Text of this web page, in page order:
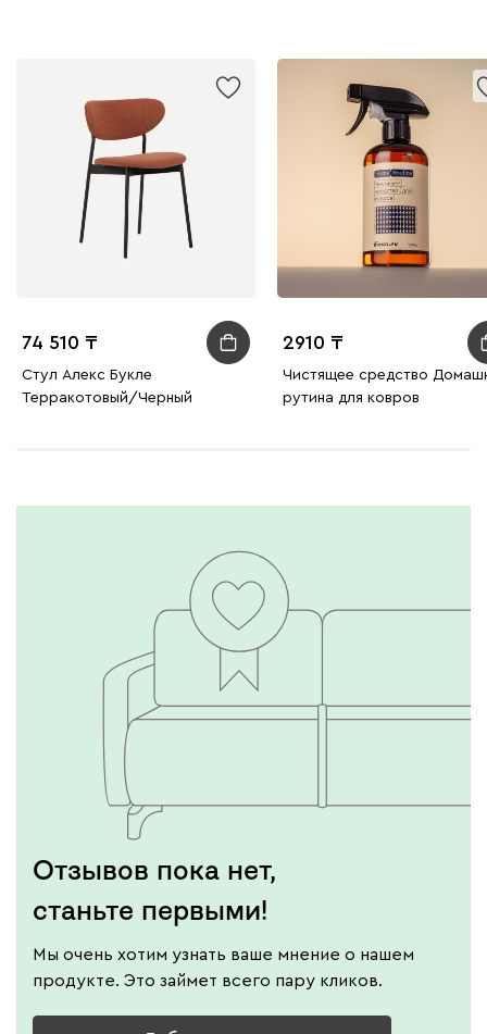
74 510
Стул Алекс Букле
Терракотовый/Черный
2910
Чистящее средство
рутина для ковров
Отзывов пока нет,
станьте первыми!
Мы очень хотим узнать ваше мнение о нашем
продукте. Это займет всего пару кликов.